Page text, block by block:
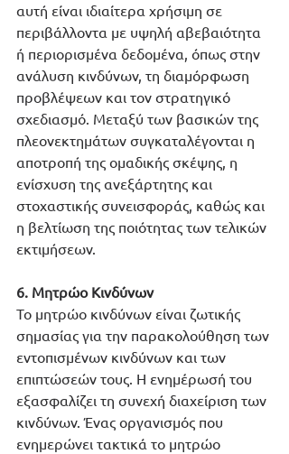
αυτή είναι ιδιαίτερα χρήσιμη σε
περιβάλλοντα με υψηλή αβεβαιότητα
ή περιορισμένα δεδομένα, όπως στην
ανάλυση κινδύνων, τη διαμόρφωση
προβλέψεων και τον στρατηγικό
σχεδιασμό. Μεταξύ των βασικών της
πλεονεκτημάτων συγκαταλέγονται η
αποτροπή της ομαδικής σκέψης, η
ενίσχυση της ανεξάρτητης και
στοχαστικής συνεισφοράς, καθώς και
η βελτίωση της ποιότητας των τελικών
εκτιμήσεων.
6. Μητρώο Κινδύνων
Το μητρώο κινδύνων είναι ζωτικής
σημασίας για την παρακολούθηση των
εντοπισμένων κινδύνων και των
επιπτώσεών τους. Η ενημέρωσή του
εξασφαλίζει τη συνεχή διαχείριση των
κινδύνων. Ένας οργανισμός που
ενημερώνει τακτικά το μητρώο